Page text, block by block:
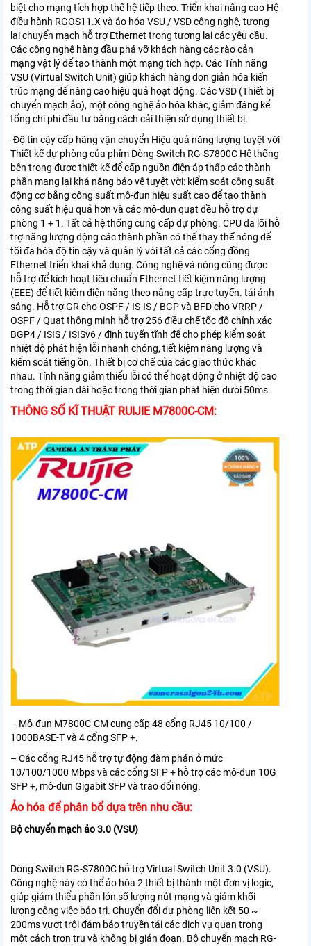
biệt cho mạng tích hợp thế hệ tiếp theo. Triển khai nâng cao Hệ
điều hành RGOS11.X và ảo hóa VSU / VSD công nghệ, tương
lai chuyển mạch hỗ trợ Ethernet trong tương lai các yêu cầu.
Các công nghệ hàng đầu phá vỡ khách hàng các rào cản
mạng vật lý để tạo thành một mạng tích hợp. Các Tính năng
VSU (Virtual Switch Unit) giúp khách hàng đơn giản hóa kiến
trúc mạng để nâng cao hiệu quả hoạt động. Các VSD (Thiết bị
chuyển mạch ảo), một công nghệ ảo hóa khác, giảm đáng kể
tổng chi phí đầu tư bằng cách cải thiện sử dụng thiết bị.
-Độ tin cậy cấp hãng vận chuyển Hiệu quả năng lượng tuyệt vời
Thiết kế dự phòng của phím Dòng Switch RG-S7800C Hệ thống
bên trong được thiết kế để cấp nguồn điện áp thấp các thành
phần mang lại khả năng bảo vệ tuyệt vời: kiểm soát công suất
động cơ bằng công suất mô-đun hiệu suất cao để tạo thành
công suất hiệu quả hơn và các mô-đun quạt đều hỗ trợ dự
phòng 1 + 1. Tất cả hệ thống cung cấp dự phòng. CPU đa lõi hỗ
trợ năng lượng động các thành phần có thể thay thế nóng để
tối đa hóa độ tin cậy và quản lý với tất cả các cổng đồng
Ethernet triển khai khả dụng. Công nghệ vá nóng cũng được
hỗ trợ để kích hoạt tiêu chuẩn Ethernet tiết kiệm năng lượng
(EEE) để tiết kiệm điện năng theo nâng cấp trực tuyến. tải ánh
sáng. Hỗ trợ GR cho OSPF / IS-IS / BGP và BFD cho VRRP /
OSPF / Quạt thông minh hỗ trợ 256 điều chế tốc độ chính xác
BGP4 / ISIS / ISISv6 / định tuyến tĩnh để cho phép kiểm soát
nhiệt độ phát hiện lỗi nhanh chóng, tiết kiệm năng lượng và
kiểm soát tiếng ồn. Thiết bị cơ chế của các giao thức khác
nhau. Tính năng giảm thiểu lỗi có thể hoạt động ở nhiệt độ cao
trong thời gian dài hoặc trong thời gian phát hiện dưới 50ms.
THÔNG SỐ KĨ THUẬT RUIJIE M7800C-CM:
– Mô-đun M7800C-CM cung cấp 48 cổng RJ45 10/100 /
1000BASE-T và 4 cổng SFP +.
– Các cổng RJ45 hỗ trợ tự động đàm phán ở mức
10/100/1000 Mbps và các cổng SFP + hỗ trợ các mô-đun 10G
SFP +, mô-đun Gigabit SFP và trao đổi nóng.
Ảo hóa để phân bổ dựa trên nhu cầu:
Bộ chuyển mạch ảo 3.0 (VSU)
Dòng Switch RG-S7800C hỗ trợ Virtual Switch Unit 3.0 (VSU).
Công nghệ này có thể ảo hóa 2 thiết bị thành một đơn vị logic,
giúp giảm thiểu phần lớn số lượng nút mạng và giảm khối
lượng công việc bảo trì. Chuyển đổi dự phòng liên kết 50 ~
200ms vượt trội đảm bảo truyền tải các dịch vụ quan trọng
một cách trơn tru và không bị gián đoạn. Bộ chuyển mạch RG-